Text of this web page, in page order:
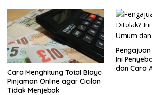
Cara Menghitung Total Biaya
Pinjaman Online agar Cicilan
Tidak Menjebak
Ini
dan Cara